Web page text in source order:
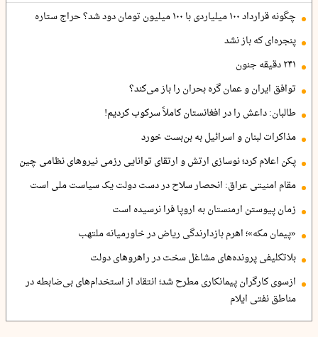
چگونه قرارداد ۱۰۰ میلیاردی با ۱۰۰ میلیون تومان دود شد؟ حراج ستاره
پنجره‌ای که باز نشد
۲۴۱ دقیقه جنون
توافق ایران و عمان گره بحران را باز می‌کند؟
طالبان: داعش را در افغانستان کاملاً سرکوب کردیم!
مذاکرات لبنان و اسرائیل به بن‌بست خورد
پکن اعلام کرد؛ نوسازی ارتش و ارتقای توانایی رزمی نیروهای نظامی چین
مقام امنیتی عراق: انحصار سلاح در دست دولت یک سیاست ملی است
زمان پیوستن ارمنستان به اروپا فرا نرسیده است
«پیمان مکه»؛ اهرم بازدارندگی ریاض در خاورمیانه ملتهب
بلاتکلیفی پرونده‌های مشاغل سخت در راهروهای دولت
ازسوی کارگران پیمانکاری مطرح شد؛ انتقاد از استخدام‌های بی‌ضابطه در
مناطق نفتی ایلام